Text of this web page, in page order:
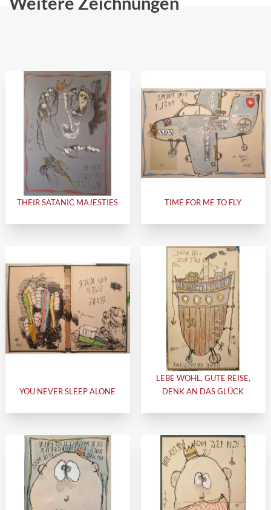
THEIR SATANIC MAJESTIES TIME FOR ME TO FLY
YOU NEVER SLEEP ALONE
LEBE WOHL, GUTE REISE,
DENK AN DAS GLÜCK